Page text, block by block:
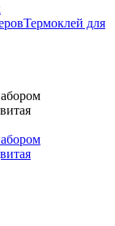
Термоклей для